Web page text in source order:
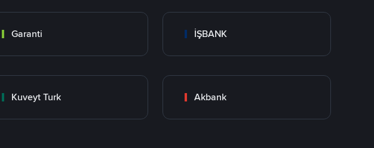
Garanti İŞBANK
Kuveyt Turk Akbank